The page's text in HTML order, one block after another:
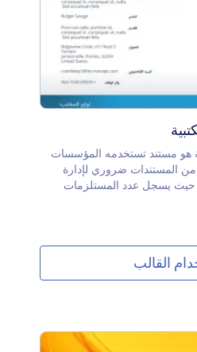
هو مستند تستخدمه المؤسسات
من المستندات ضروري لإدارة
حيث يسجل عدد المستلزمات
طلب المزيد منه. يتم
المكتبية من قبل
جرد مستلزمات المكتب
الخاص بك مجانًا باستخدام Jotform.تخصيص نموذج جرد
أمر سهل باستخدام محرر
حقول النموذج، أو تعديل
العلامة التجارية، والمزيد.
القالب